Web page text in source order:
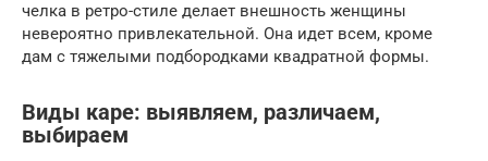
челка в ретро-стиле делает внешность женщины
невероятно привлекательной. Она идет всем, кроме
дам с тяжелыми подбородками квадратной формы.
Виды каре: выявляем, различаем,
выбираем